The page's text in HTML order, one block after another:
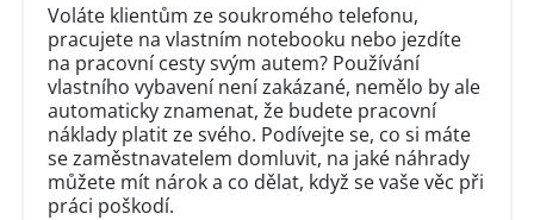
Voláte klientům ze soukromého telefonu,
pracujete na vlastním notebooku nebo jezdíte
na pracovní cesty svým autem? Používání
vlastního vybavení není zakázané, nemělo by ale
automaticky znamenat, že budete pracovní
náklady platit ze svého. Podívejte se, co si máte
se zaměstnavatelem domluvit, na jaké náhrady
můžete mít nárok a co dělat, když se vaše věc při
práci poškodí.